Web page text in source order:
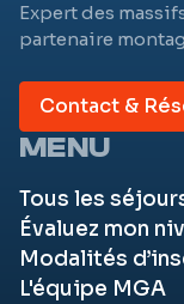
Expert des
partenaire
Contact &
MENU
Tous les
Évaluez mon
Modalités
L'équipe MGA